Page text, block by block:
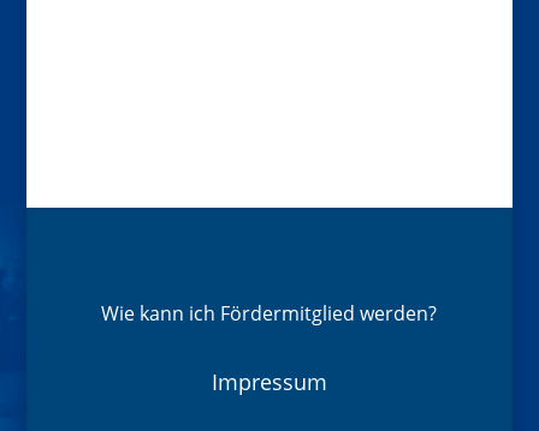
Wie kann ich Fördermitglied werden?
Impressum